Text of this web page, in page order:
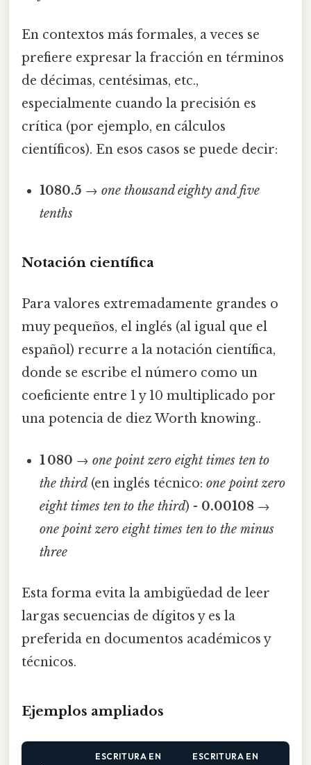
En contextos más formales, a veces se
prefiere expresar la fracción en términos
de décimas, centésimas, etc.,
especialmente cuando la precisión es
crítica (por ejemplo, en cálculos
científicos). En esos casos se puede decir:
1080.5 →one thousand eighty and five
tenths
Notación científica
Para valores extremadamente grandes o
muy pequeños, el inglés (al igual que el
español) recurre a la notación científica,
donde se escribe el número como un
coeficiente entre 1 y 10 multiplicado por
una potencia de diez Worth knowing..
1 080 →one point zero eight times ten to
the third(en inglés técnico:one point zero
eight times ten to the third) - 0.00108 →
one point zero eight times ten to the minus
three
Esta forma evita la ambigüedad de leer
largas secuencias de dígitos y es la
preferida en documentos académicos y
técnicos.
Ejemplos ampliados
ESCRITURA EN
ESCRITURA EN